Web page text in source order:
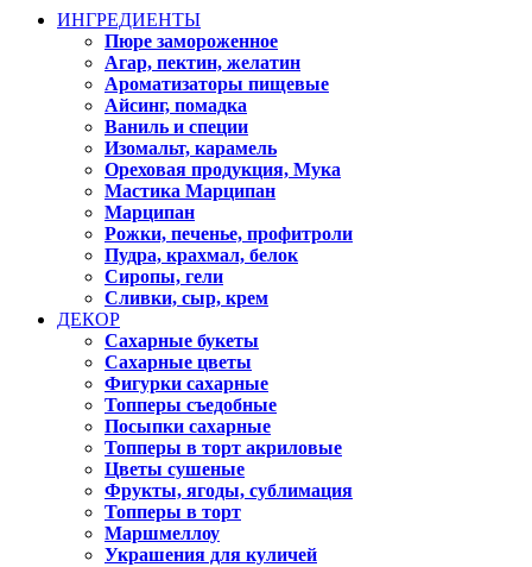
ИНГРЕДИЕНТЫ
Пюре замороженное
Агар, пектин, желатин
Ароматизаторы пищевые
Айсинг, помадка
Ваниль и специи
Изомальт, карамель
Ореховая продукция, Мука
Мастика Марципан
Марципан
Рожки, печенье, профитроли
Пудра, крахмал, белок
Сиропы, гели
Сливки, сыр, крем
ДЕКОР
Сахарные букеты
Сахарные цветы
Фигурки сахарные
Топперы съедобные
Посыпки сахарные
Топперы в торт акриловые
Цветы сушеные
Фрукты, ягоды, сублимация
Топперы в торт
Маршмеллоу
Украшения для куличей